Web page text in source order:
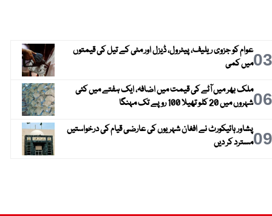
03عوام کو جزوی ریلیف، پیٹرول، ڈیزل اور مٹی کے تیل کی قیمتوں
میں کمی
06ملک بھر میں آٹے کی قیمت میں اضافہ، ایک ہفتے میں کئی
شہروں میں 20 کلو تھیلا 100 روپے تک مہنگا
09پشاور ہائیکورٹ نے افغان شہریوں کی عارضی قیام کی درخواستیں
مسترد کر دیں